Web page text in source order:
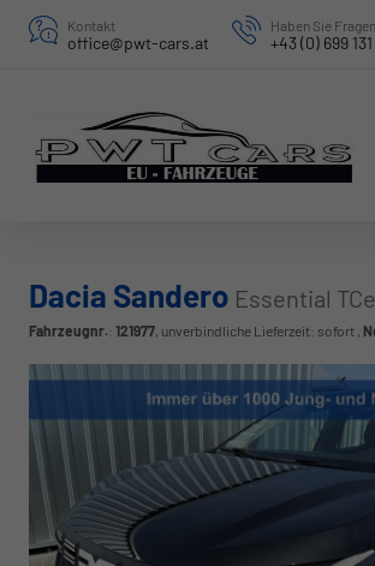
Kontakt
office@pwt-cars.at
Haben Sie
+43 (0) 699 131
Dacia Sandero Essential
Fahrzeugnr.: 121977, unverbindliche Lieferzeit: sofort ,